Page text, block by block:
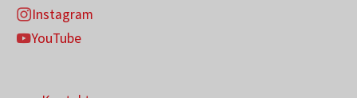
Instagram
YouTube